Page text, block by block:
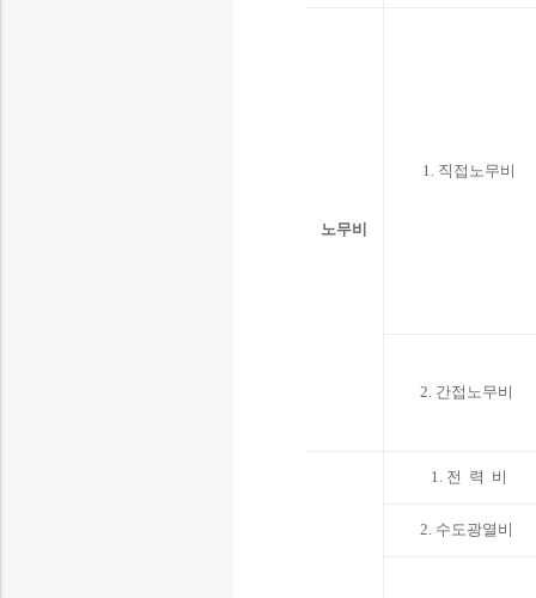
노무비
1. 직접노무비
2. 간접노무비
1. 전 력 비
2. 수도광열비